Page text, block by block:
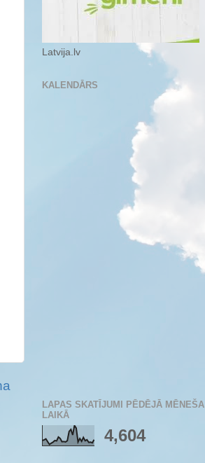
Latvija.lv
KALENDĀRS
LAPAS SKATĪJUMI PĒDĒJĀ MĒNEŠA
LAIKĀ
4,604